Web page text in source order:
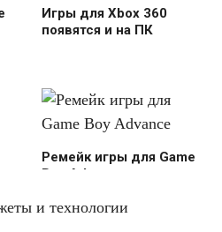
Игры для Xbox 360
появятся и на ПК
Ремейк игры для Game
Boy Advance
и технологии